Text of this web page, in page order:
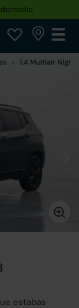
domicilio
1.4 Multiair Night
estabas